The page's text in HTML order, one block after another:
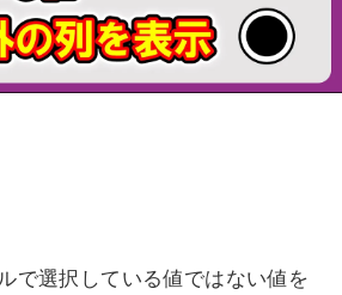
で選択している値ではない値を